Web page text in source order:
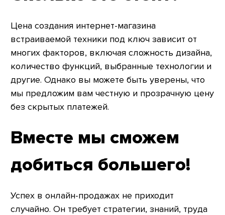
Цена создания интернет-магазина
встраиваемой техники под ключ зависит от
многих факторов, включая сложность дизайна,
количество функций, выбранные технологии и
другие. Однако вы можете быть уверены, что
мы предложим вам честную и прозрачную цену
без скрытых платежей.
Вместе мы сможем
добиться большего!
Успех в онлайн-продажах не приходит
случайно. Он требует стратегии, знаний, труда